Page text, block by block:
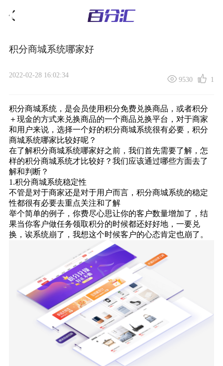
积分商城系统哪家好
2022-02-28 16:02:34
9530 1
积分商城系统，是会员使用积分免费兑换商品，或者积分
＋现金的方式来兑换商品的一个商品兑换平台，对于商家
和用户来说，选择一个好的积分商城系统很有必要，积分
商城系统哪家比较好呢？
在了解积分商城系统哪家好之前，我们首先需要了解，怎
样的积分商城系统才比较好？我们应该通过哪些方面去了
解和判断？
1.积分商城系统稳定性
不管是对于商家还是对于用户而言，积分商城系统的稳定
性都很有必要去重点关注和了解
举个简单的例子，你费尽心思让你的客户数量增加了，结
果当你客户做任务领取积分的时候都还好好地，一要兑
换，诶系统崩了，我想这个时候客户的心态肯定也崩了。